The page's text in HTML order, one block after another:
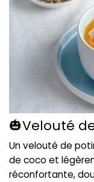
L'actu cuisine
🎃Velouté
Un velouté de
de coco et
réconfortante,